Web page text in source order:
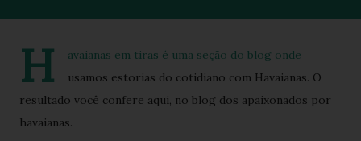
H
avaianas em tiras é uma seção do blog onde
usamos estorias do cotidiano com Havaianas. O
resultado você confere aqui, no blog dos apaixonados por
havaianas.